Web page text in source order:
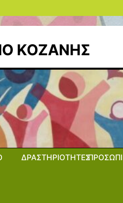
ΚΟΖΑΝΗΣ
ΔΡΑΣΤΗΡΙΟΤΗΤΕΣ